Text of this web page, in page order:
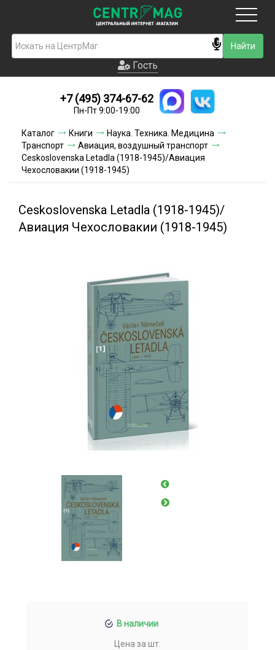
Гость
Новинки
Условия доставки
Условия оплаты
Акции и скидки
Гость
+7 (495) 374-67-62
Пн-Пт 9:00-19:00
Каталог Книги
Наука. Техника. Медицина
Транспорт
Авиация, воздушный транспорт
Ceskoslovenska Letadla (1918-1945)/Авиация
Чехословакии (1918-1945)
Ceskoslovenska Letadla (1918-1945)/
Авиация Чехословакии (1918-1945)
В наличии
Цена за шт.